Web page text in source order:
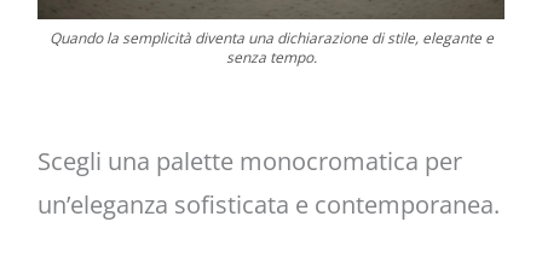
Quando la semplicità diventa una dichiarazione di stile, elegante e
senza tempo.
Scegli una palette monocromatica per
un’eleganza sofisticata e contemporanea.